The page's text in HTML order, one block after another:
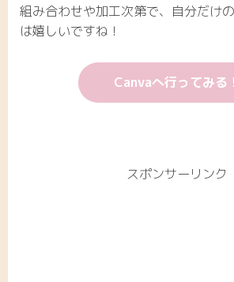
組み合わせや加工次第で、自分だけ
は嬉しいですね！
Canvaへ行ってみる！
スポンサーリンク